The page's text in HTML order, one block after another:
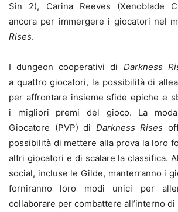
Sin 2), Carina Reeves (Xenoblade
ancora per immergere i giocatori nel
Rises.
I dungeon cooperativi di Darkness
a quattro giocatori, la possibilità di
per affrontare insieme sfide epiche e
i migliori premi del gioco. La
Giocatore (PVP) di Darkness Rises
possibilità di mettere alla prova la loro
altri giocatori e di scalare la classifica.
social, incluse le Gilde, manterranno i
forniranno loro modi unici per
collaborare per combattere all’interno